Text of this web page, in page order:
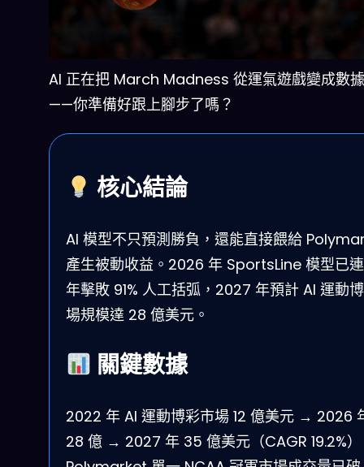
AI 正在把 March Madness 從運氣遊戲變成數
——你準備好跟上腳步了嗎？
核心結論
AI 模型不只預測勝負，還能直接餵給
產生被動收益。2026 年 SportsLine 模型已
年擊敗 91% 人工括弧，2027 年預計 AI 運動
場規模達 28 億美元。
關鍵數據
2022 年 AI 運動博彩市場 12 億美元 → 2026
28 億 → 2027 年 35 億美元（CAGR 19.2%